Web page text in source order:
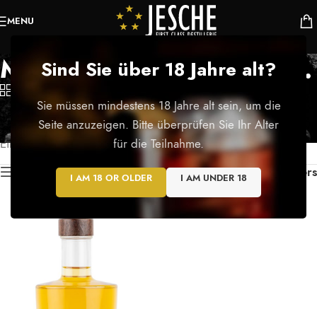
Sind Sie über 18 Jahre alt?
Sie müssen mindestens 18 Jahre alt sein, um die
Seite anzuzeigen. Bitte überprüfen Sie Ihr Alter
für die Teilnahme.
I AM 18 OR OLDER I AM UNDER 18
MENU
Muskat Ottonel 42 % Vol.
Categories
Startseite/
Produkte verschlagwortet mit „Muskat Ottonel 42 % Vol.“
Einzelnes Ergebnis wird angezeigt
Show sidebar
Filters